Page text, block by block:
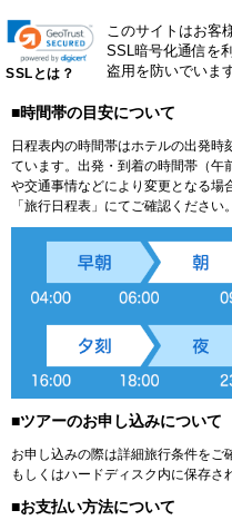
SSLとは？
このサイトはお客
SSL暗号化通信を
盗用を防いでいます
■時間帯の目安について
日程表内の時間帯はホテルの出発時
ています。出発・到着の時間帯（午
や交通事情などにより変更となる場
「旅行日程表」にてご確認ください。
■ツアーのお申し込みについて
お申し込みの際は詳細旅行条件をご
もしくはハードディスク内に保存さ
■お支払い方法について